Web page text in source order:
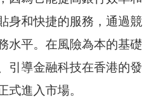
身和快捷的服務，通過競
水平。在風險為本的基礎
引導金融科技在香港的發
式進入市場。